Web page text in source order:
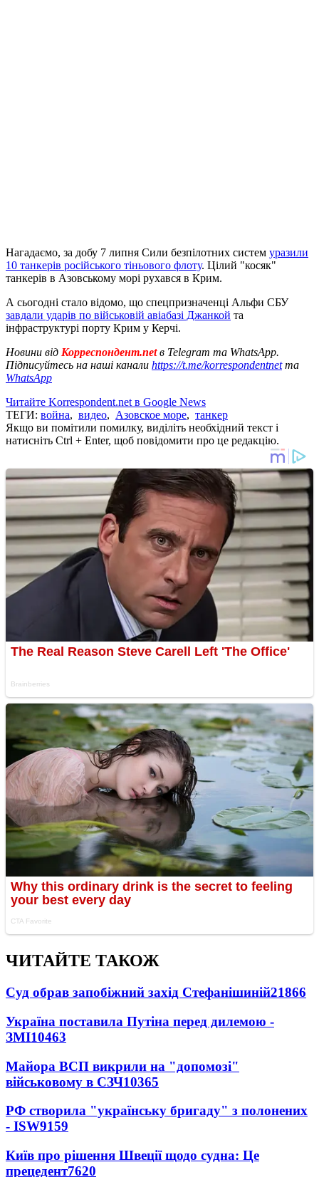
Нагадаємо, за добу 7 липня Сили безпілотних систем уразили
10 танкерів російського тіньового флоту. Цілий "косяк"
танкерів в Азовському морі рухався в Крим.
А сьогодні стало відомо, що спецпризначенці Альфи СБУ
завдали ударів по військовій авіабазі Джанкой та
інфраструктурі порту Крим у Керчі.
Новини від Корреспондент.netв Telegram та WhatsApp.
Підписуйтесь на наші канали https://t.me/korrespondentnetта
WhatsApp
Читайте Korrespondent.net в Google News
ТЕГИ: война, видео, Азовское море, танкер
Якщо ви помітили помилку, виділіть необхідний текст і
натисніть Ctrl + Enter, щоб повідомити про це редакцію.
ЧИТАЙТЕ ТАКОЖ
Суд обрав запобіжний захід Стефанішиній21866
Україна поставила Путіна перед дилемою -
ЗМІ10463
Майора ВСП викрили на "допомозі"
військовому в СЗЧ10365
РФ створила "українську бригаду" з полонених
- ISW9159
Київ про рішення Швеції щодо судна: Це
прецедент7620